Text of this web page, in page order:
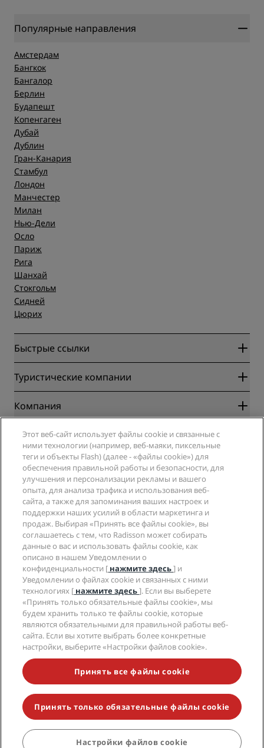
Популярные направления
Амстердам
Бангкок
Бангалор
Берлин
Будапешт
Копенгаген
Дубай
Дублин
Гран-Канария
Стамбул
Лондон
Манчестер
Милан
Нью-Дели
Осло
Париж
Рига
Шанхай
Стокгольм
Сидней
Цюрих
Быстрые ссылки
Radisson Rewards
Blog
Направления
Приложение Radisson Hotels
Отели со статусом Sports Approved
Отели для семейного отдыха
Охрана здоровья и безопасность
Туристические компании
Партнеры
Турагенты
Компания
Radisson Hotel Group
СМИ
Вакансии в RHG
Вакансии в PPHE
Вакансии в EHL
The Club by RHG
Возможности развития
Социально ответственный бизнес
Закупки
Юридическая информация
Центр конфиденциальности
Правовая оговорка
Условия и положения программы Radisson Rewards
Соглашение о пользовании сайтом
Цифровая доступность
Заявление о современном рабстве
Помощь
Уведомления для клиентов
Контактная информация
Часто задаваемые вопросы
Карта сайта
Социальные сети
Бренды Radisson Hotels
НЕ ПРОПУСТИТЕ НАШИ ПРЕДЛОЖЕНИЯ,
ПОЛЬЗУЮЩИЕСЯ НАИБОЛЬШЕЙ ПОПУЛЯРНОСТЬЮ
Доступность
Настройки доступности
© 2026 Radisson Hotel Group.Все права защищены. RHG Radisson
Hotel Group, Radisson, Radisson RED, Radisson Blu, Radisson Collection,
Radisson Individuals, Park Plaza, Park Inn, Country Inn & Suites, Prize by
Radisson, Radisson Rewards и Radisson Meetings являются
торговыми знаками Radisson Hotel Group.
Этот веб-сайт использует файлы cookie и связанные с
ними технологии (например, веб-маяки, пиксельные
теги и объекты Flash) (далее - «файлы cookie») для
обеспечения правильной работы и безопасности, для
улучшения и персонализации рекламы и вашего
опыта, для анализа трафика и использования веб-
сайта, а также для запоминания ваших настроек и
поддержки наших усилий в области маркетинга и
продаж. Выбирая «Принять все файлы cookie», вы
соглашаетесь с тем, что Radisson может собирать
данные о вас и использовать файлы cookie, как
описано в нашем Уведомлении о
конфиденциальности [ нажмите здесь] и
Уведомлении о файлах cookie и связанных с ними
технологиях [ нажмите здесь]. Если вы выберете
«Принять только обязательные файлы cookie», мы
будем хранить только те файлы cookie, которые
являются обязательными для правильной работы веб-
сайта. Если вы хотите выбрать более конкретные
настройки, выберите «Настройки файлов cookie».
Принять все файлы cookie
Принять только обязательные файлы cookie
Настройки файлов cookie